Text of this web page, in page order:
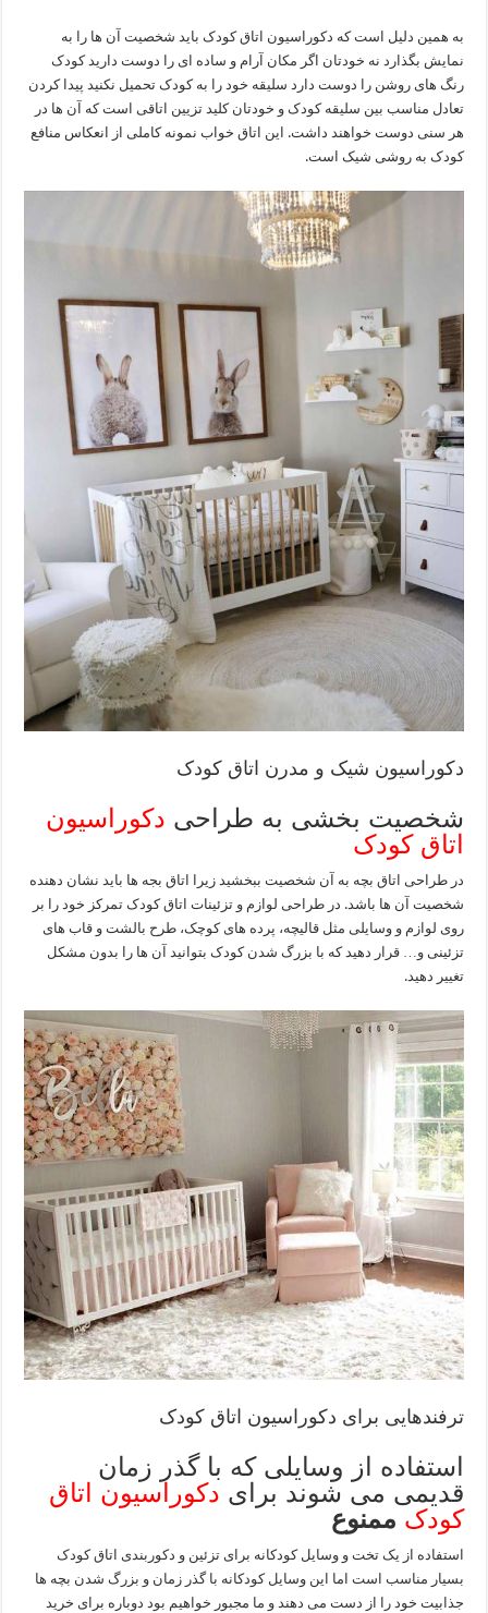
به همین دلیل است که دکوراسیون اتاق کودک باید شخصیت آن ها را به
نمایش بگذارد نه خودتان اگر مکان آرام و ساده ای را دوست دارید کودک
رنگ های روشن را دوست دارد سلیقه خود را به کودک تحمیل نکنید پیدا کردن
تعادل مناسب بین سلیقه کودک و خودتان کلید تزیین اتاقی است که آن ها در
هر سنی دوست خواهند داشت. این اتاق خواب نمونه کاملی از انعکاس منافع
کودک به روشی شیک است.
دکوراسیون شیک و مدرن اتاق کودک
شخصیت بخشی به طراحی دکوراسیون
اتاق کودک
در طراحی اتاق بچه به آن شخصیت ببخشید زیرا اتاق بجه ها باید نشان دهنده
شخصیت آن ها باشد. در طراحی لوازم و تزئینات اتاق کودک تمرکز خود را بر
روی لوازم و وسایلی مثل قالیچه، پرده های کوچک، طرح بالشت و قاب های
تزئینی و… قرار دهید که با بزرگ شدن کودک بتوانید آن ها را بدون مشکل
تغییر دهید.
ترفندهایی برای دکوراسیون اتاق کودک
استفاده از وسایلی که با گذر زمان
قدیمی می شوند برای دکوراسیون اتاق
کودک ممنوع
استفاده از یک تخت و وسایل کودکانه برای تزئین و دکوربندی اتاق کودک
بسیار مناسب است اما این وسایل کودکانه با گذر زمان و بزرگ شدن بچه ها
جذابیت خود را از دست می دهند و ما مجبور خواهیم بود دوباره برای خرید